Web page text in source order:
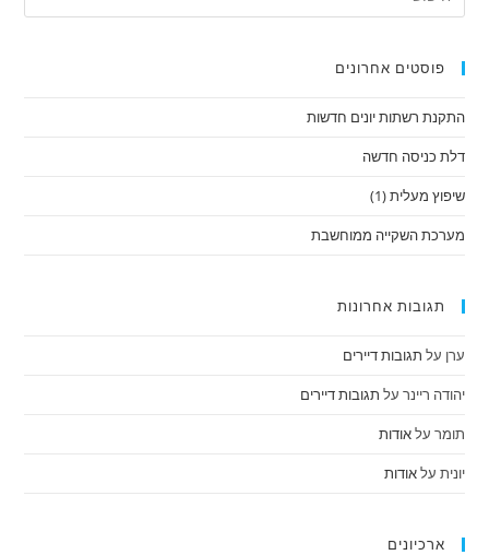
פוסטים אחרונים
התקנת רשתות יונים חדשות
דלת כניסה חדשה
שיפוץ מעלית (1)
מערכת השקייה ממוחשבת
תגובות אחרונות
ערן על תגובות דיירים
יהודה ריינר על תגובות דיירים
תומר עלאודות
יונית עלאודות
ארכיונים